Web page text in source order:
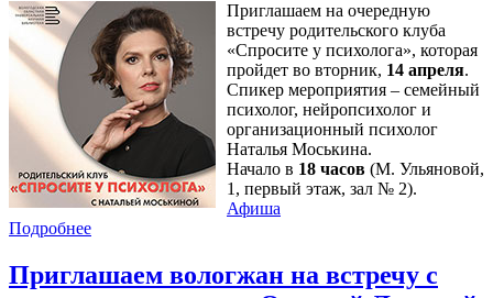
Приглашаем на очередную
встречу родительского клуба
«Спросите у психолога», которая
пройдет во вторник, 14 апреля.
Спикер мероприятия – семейный
психолог, нейропсихолог и
организационный психолог
Наталья Моськина.
Начало в 18 часов (М. Ульяновой,
1, первый этаж, зал № 2).
Афиша
Подробнее
Приглашаем вологжан на встречу с